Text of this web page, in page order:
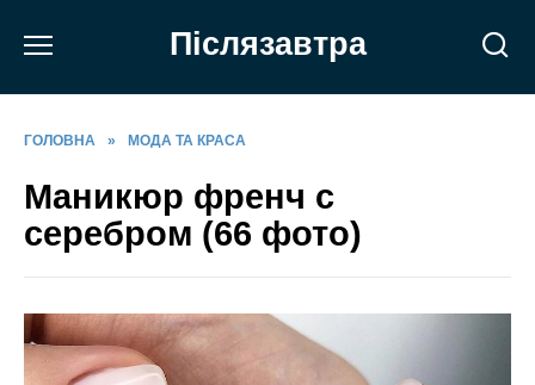
Післязавтра
ГОЛОВНА » МОДА ТА КРАСА
Маникюр френч с
серебром (66 фото)